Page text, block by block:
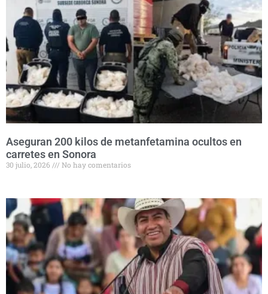
Aseguran 200 kilos de metanfetamina ocultos en
carretes en Sonora
30 julio, 2026 No hay comentarios